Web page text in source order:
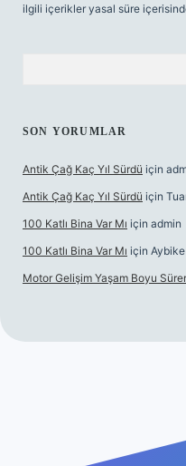
ilgili içerikler yasal süre
SON YORUMLAR
Antik Çağ Kaç Yıl Sürdü için
Antik Çağ Kaç Yıl Sürdü için
100 Katlı Bina Var Mı için admin
100 Katlı Bina Var Mı için Aybike
Motor Gelişim Yaşam Boyu